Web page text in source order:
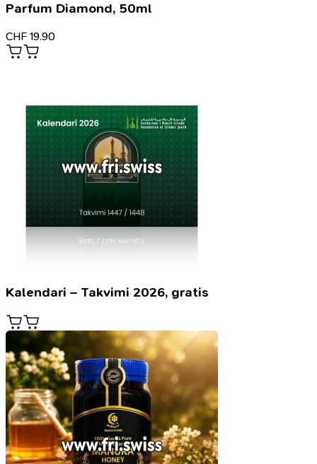
Parfum Diamond, 50ml
CHF 19.90
Kalendari – Takvimi 2026, gratis